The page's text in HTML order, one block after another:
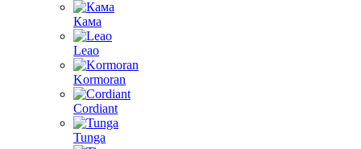
Кама
Leao
Kormoran
Cordiant
Tunga